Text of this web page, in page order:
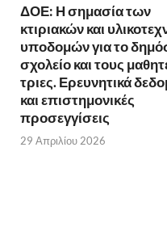
ΔΟΕ: Η σημασία των
κτιριακών και
υποδομών για το
σχολείο και τους
τριες. Ερευνητικά
και επιστημονικές
προσεγγίσεις
29 Απριλίου 2026